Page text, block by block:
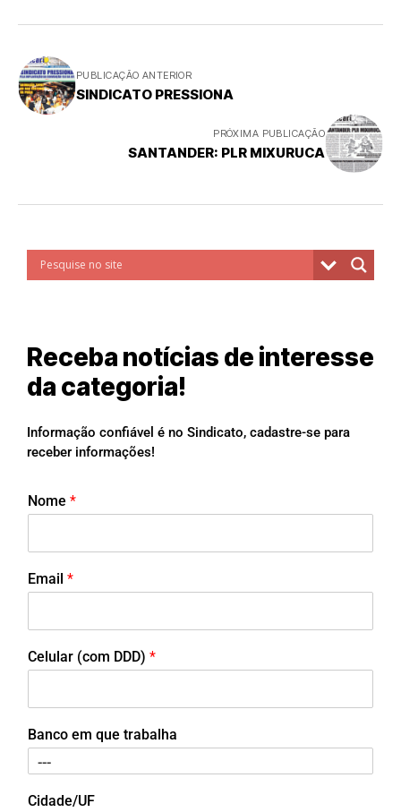
PUBLICAÇÃO ANTERIOR
SINDICATO PRESSIONA
PRÓXIMA PUBLICAÇÃO
SANTANDER: PLR MIXURUCA
Receba notícias de interesse
da categoria!
Informação confiável é no Sindicato, cadastre-se para
receber informações!
Nome *
Email *
Celular (com DDD) *
Banco em que trabalha
Cidade/UF